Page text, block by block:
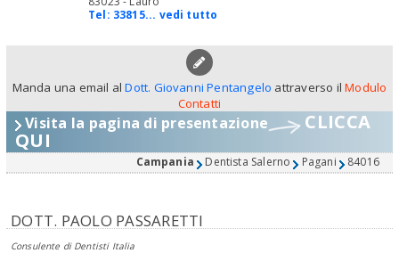
Tel: 33815... vedi tutto
Manda una email alDott. Giovanni Pentangelo attraverso ilModulo
Contatti
Visita la pagina di presentazione CLICCA
QUI
Campania Dentista Salerno Pagani 84016
DOTT. PAOLO PASSARETTI
Consulente di Dentisti Italia